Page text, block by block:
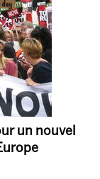
un nouvel